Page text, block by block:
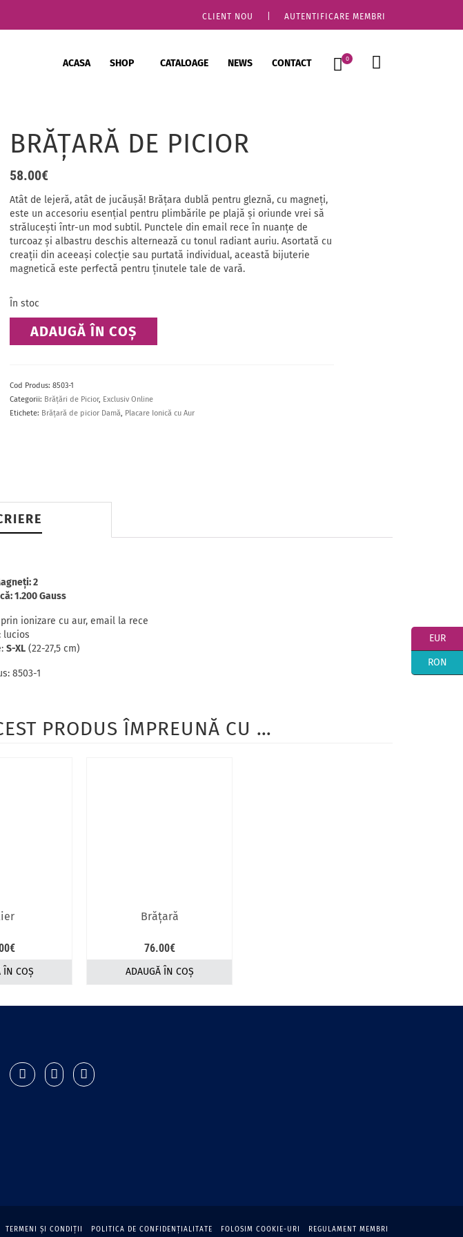
CLIENT NOU AUTENTIFICARE MEMBRI
ACASA SHOP CATALOAGE NEWS CONTACT 0
BRĂŢARĂ DE PICIOR
58.00€
Atât de lejeră, atât de jucăușă! Brățara dublă pentru gleznă, cu magneți,
este un accesoriu esențial pentru plimbările pe plajă și oriunde vrei să
strălucești într-un mod subtil. Punctele din email rece în nuanțe de
turcoaz și albastru deschis alternează cu tonul radiant auriu. Asortată cu
creații din aceeași colecție sau purtată individual, această bijuterie
magnetică este perfectă pentru ținutele tale de vară.
În stoc
BrăţarăADAUGĂ ÎN COȘ
Cod Produs: 8503-1
Categorii: Brăţări de Picior, Exclusiv Online
Etichete: Brățară de picior Damă, Placare Ionică cu Aur
2
1.200 Gauss
ionizare cu aur, email la rece
lucios
S-XL(22-27,5 cm)
8503-1
PRODUS ÎMPREUNĂ CU …
€
ÎN COȘ
Brăţară
76.00€
ADAUGĂ ÎN COȘ
TERMENI ŞI CONDIŢII POLITICA DE CONFIDENŢIALITATE FOLOSIM COOKIE-URI REGULAMENT MEMBRI
EUR
RON